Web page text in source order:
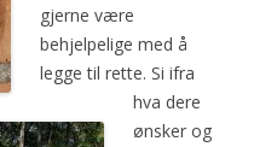
gjerne være
behjelpelige med å
legge til rette. Si ifra
hva dere
ønsker og